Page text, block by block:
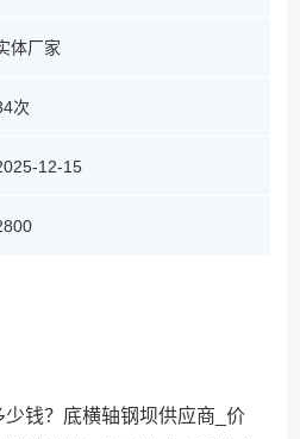
体厂家
次
12-15
钱？底横轴钢坝供应商_价